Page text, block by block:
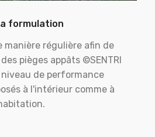
formulation
manière régulière afin de
pièges appâts ©SENTRI
de performance
à l'intérieur comme à